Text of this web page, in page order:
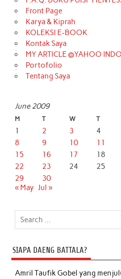
Front Page
Karya & Kiprah
KOLEKSI E-BOOK
Kontak Saya
MY ARTICLE @YAHOO
Portofolio
Tentang Saya
June 2009
M T W T
1 2 3 4
8
9 10 11
15
16 17 18
22
23 24 25
29
30
« May Jul »
SIAPA DAENG BATTALA?
Amril Taufik Gobelyang